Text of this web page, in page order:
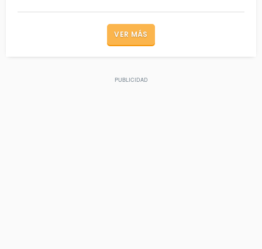
VER MÁS